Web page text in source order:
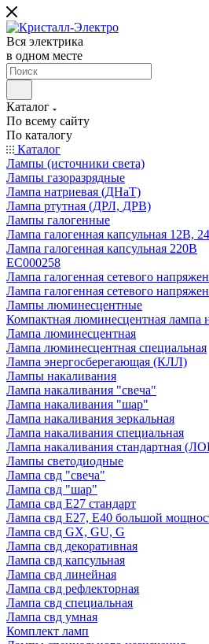
Вся электрика
в одном месте
Каталог
По всему сайту
По каталогу
Каталог
Лампы (источники света)
Лампы газоразрядные
Лампа натриевая (ДНаТ)
Лампа ртутная (ДРЛ, ДРВ)
Лампы галогенные
Лампа галогенная капсульная 12В,
Лампа галогенная капсульная 220В
EC000258
Лампа галогенная сетевого
Лампа галогенная сетевого
Лампы люминесцентные
Компактная люминесцентная лампа
Лампа люминесцентная
Лампа люминесцентная специальная
Лампа энергосберегающая (КЛЛ)
Лампы накаливания
Лампа накаливания "свеча"
Лампа накаливания "шар"
Лампа накаливания зеркальная
Лампа накаливания специальная
Лампа накаливания стандартная
Лампы светодиодные
Лампа свд "свеча"
Лампа свд "шар"
Лампа свд E27 стандарт
Лампа свд E27, Е40 большой
Лампа свд GX, GU, G
Лампа свд декоративная
Лампа свд капсульная
Лампа свд линейная
Лампа свд рефлекторная
Лампа свд специальная
Лампа свд умная
Комплект ламп